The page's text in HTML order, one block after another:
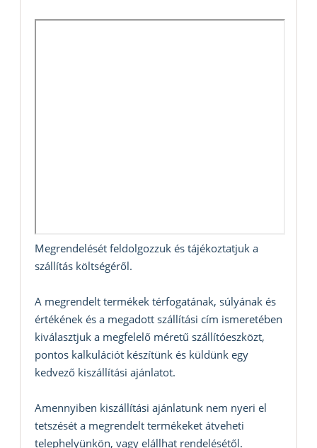
Megrendelését feldolgozzuk és tájékoztatjuk a
szállítás költségéről.
A megrendelt termékek térfogatának, súlyának és
értékének és a megadott szállítási cím ismeretében
kiválasztjuk a megfelelő méretű szállítóeszközt,
pontos kalkulációt készítünk és küldünk egy
kedvező kiszállítási ajánlatot.
Amennyiben kiszállítási ajánlatunk nem nyeri el
tetszését a megrendelt termékeket átveheti
telephelyünkön, vagy elállhat rendelésétől.